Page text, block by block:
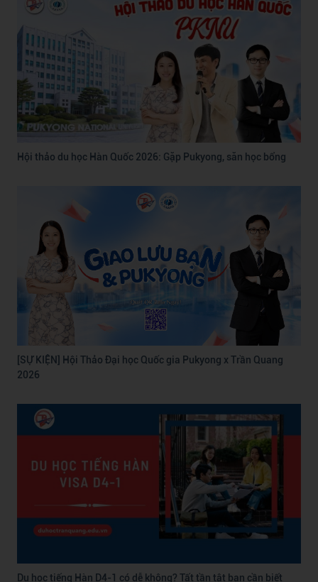
Hội thảo du học Hàn Quốc 2026: Gặp Pukyong, săn học bổng
[SỰ KIỆN] Hội Thảo Đại học Quốc gia Pukyong x Trần Quang
2026
Du học tiếng Hàn D4-1 có dễ không? Tất tần tật bạn cần biết